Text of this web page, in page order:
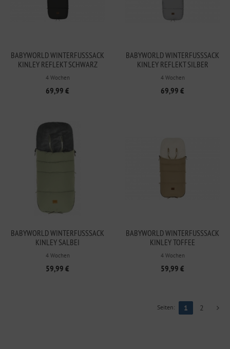
BABYWORLD WINTERFUSSSACK K
INLEY REFLEKT SCHWARZ
4 Wochen
69,99 €
BABYWORLD WINTERFUSSSACK K
INLEY REFLEKT SILBER
4 Wochen
69,99 €
BABYWORLD WINTERFUSSSACK K
INLEY SALBEI
4 Wochen
59,99 €
BABYWORLD WINTERFUSSSACK K
INLEY TOFFEE
4 Wochen
59,99 €
Seiten: 1 2